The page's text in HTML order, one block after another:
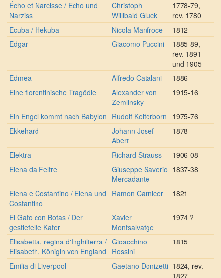
Écho et Narcisse / Echo und
Narziss
Christoph
Willibald Gluck
1778-79,
rev. 1780
Ecuba / Hekuba
Nicola Manfroce
1812
Edgar
Giacomo Puccini
1885-89,
rev. 1891
und 1905
Edmea
Alfredo Catalani
1886
Eine florentinische Tragödie
Alexander von
Zemlinsky
1915-16
Ein Engel kommt nach Babylon Rudolf Kelterborn
1975-76
Ekkehard
Johann Josef
Abert
1878
Elektra Richard Strauss
1906-08
Elena da Feltre
Giuseppe Saverio
Mercadante
1837-38
Elena e Costantino / Elena und
Costantino
Ramon Carnicer 1821
El Gato con Botas / Der
gestiefelte Kater
Xavier
Montsalvatge
1974 ?
Elisabetta, regina d'Inghilterra /
Elisabeth, Königin von England
Gioacchino
Rossini
1815
Emilia di Liverpool Gaetano Donizetti 1824, rev.
1827